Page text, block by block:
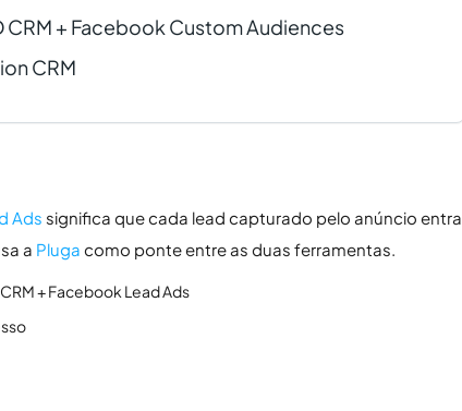
+ Facebook Custom Audiences
CRM
Ads significa que cada lead capturado pelo anúncio entra
a Pluga como ponte entre as duas ferramentas.
+ Facebook Lead Ads